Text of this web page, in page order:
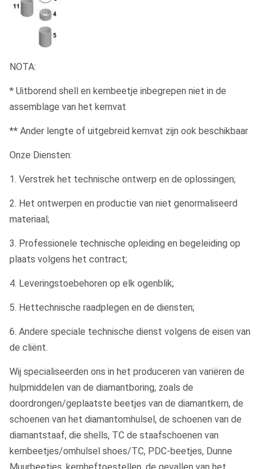
NOTA:
* Uitborend shell en kernbeetje inbegrepen niet in de
assemblage van het kernvat
** Ander lengte of uitgebreid kernvat zijn ook beschikbaar
Onze Diensten:
1. Verstrek het technische ontwerp en de oplossingen;
2. Het ontwerpen en productie van niet genormaliseerd
materiaal;
3. Professionele technische opleiding en begeleiding op
plaats volgens het contract;
4. Leveringstoebehoren op elk ogenblik;
5. Hettechnische raadplegen en de diensten;
6. Andere speciale technische dienst volgens de eisen van
de cliënt.
Wij specialiseerden ons in het produceren van variëren de
hulpmiddelen van de diamantboring, zoals de
doordrongen/geplaatste beetjes van de diamantkern, de
schoenen van het diamantomhulsel, de schoenen van de
diamantstaaf, die shells, TC de staafschoenen van
kernbeetjes/omhulsel shoes/TC, PDC-beetjes, Dunne